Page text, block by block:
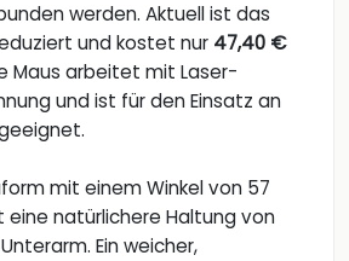
werden. Aktuell ist das
und kostet nur 47,40 €
Maus arbeitet mit Laser-
und ist für den Einsatz an
mit einem Winkel von 57
natürlichere Haltung von
Ein weicher,